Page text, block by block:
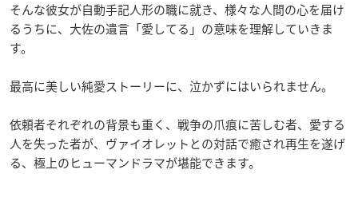
そんな彼女が自動手記人形の職に就き、様々な人間の心を届け
るうちに、大佐の遺言「愛してる」の意味を理解していきま
す。
最高に美しい純愛ストーリーに、泣かずにはいられません。
依頼者それぞれの背景も重く、戦争の爪痕に苦しむ者、愛する
人を失った者が、ヴァイオレットとの対話で癒され再生を遂げ
る、極上のヒューマンドラマが堪能できます。